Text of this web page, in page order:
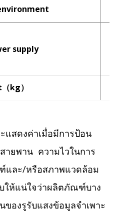
supply
kg）
แสดงค่าเมื่อมีการป้อน
ายพาน ความไวในการ
ละ/หรือสภาพแวดล้อม
ให้แน่ใจว่าผลิตภัณฑ์บาง
ของรูรับแสงข้อมูลจำเพาะ